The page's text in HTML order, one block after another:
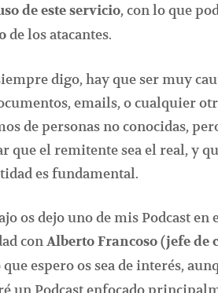
de este servicio, con lo que
de los atacantes.
digo, hay que ser muy
emails, o cualquier
de personas no conocidas,
que el remitente sea el real, y
es fundamental.
os dejo uno de mis Podcast en
conAlberto Francoso (jefe de
que espero os sea de interés,